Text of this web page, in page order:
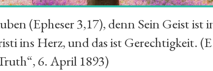
(Epheser 3,17), denn Sein Geist ist
ins Herz, und das ist Gerechtigkeit.
6. April 1893)